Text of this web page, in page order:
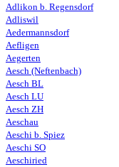
Adlikon b. Regensdorf
Adliswil
Aedermannsdorf
Aefligen
Aegerten
Aesch (Neftenbach)
Aesch BL
Aesch LU
Aesch ZH
Aeschau
Aeschi b. Spiez
Aeschi SO
Aeschiried